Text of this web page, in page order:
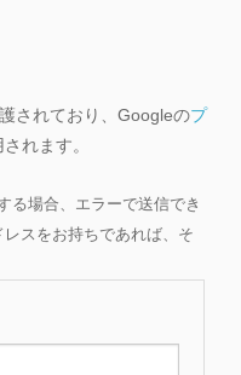
されており、Googleのプ
れます。
る場合、エラーで送信でき
スをお持ちであれば、そ